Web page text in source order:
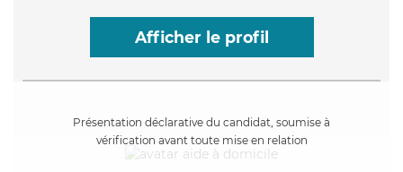
Afficher le profil
Présentation déclarative du candidat, soumise à
vérification avant toute mise en relation